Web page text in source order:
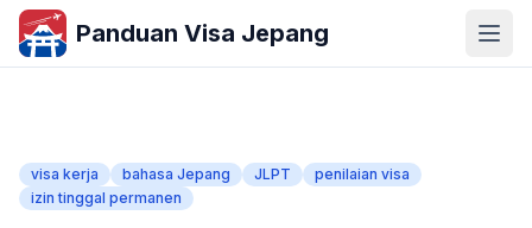
Panduan Visa Jepang
visa kerja bahasa Jepang JLPT
penilaian visa
izin tinggal permanen